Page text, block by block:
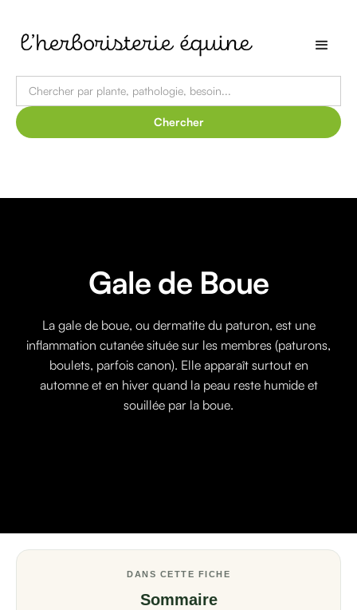
Gale de Boue
La gale de boue, ou dermatite du paturon, est une
inflammation cutanée située sur les membres (paturons,
boulets, parfois canon). Elle apparaît surtout en
automne et en hiver quand la peau reste humide et
souillée par la boue.
DANS CETTE FICHE
Sommaire